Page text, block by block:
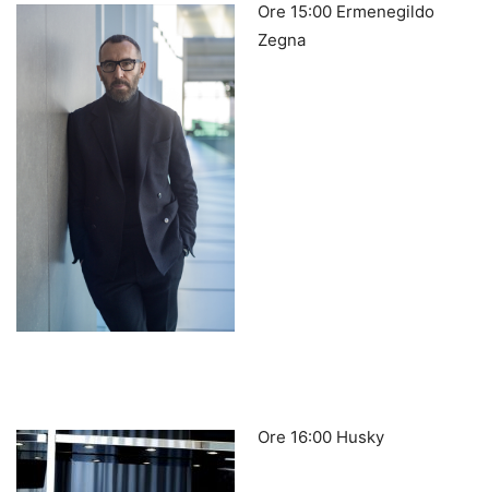
Ore 15:00 Ermenegildo
Zegna
Ore 16:00 Husky